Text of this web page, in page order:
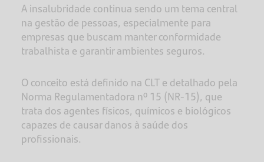
A insalubridade continua sendo um tema central
na gestão de pessoas, especialmente para
empresas que buscam manter conformidade
trabalhista e garantir ambientes seguros.
O conceito está definido na CLT e detalhado pela
Norma Regulamentadora nº 15 (NR-15), que
trata dos agentes físicos, químicos e biológicos
capazes de causar danos à saúde dos
profissionais.